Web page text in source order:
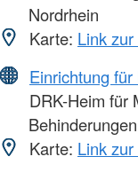
Nordrhein
Karte: Link
Einrichtung
DRK-Heim für
Karte: Link